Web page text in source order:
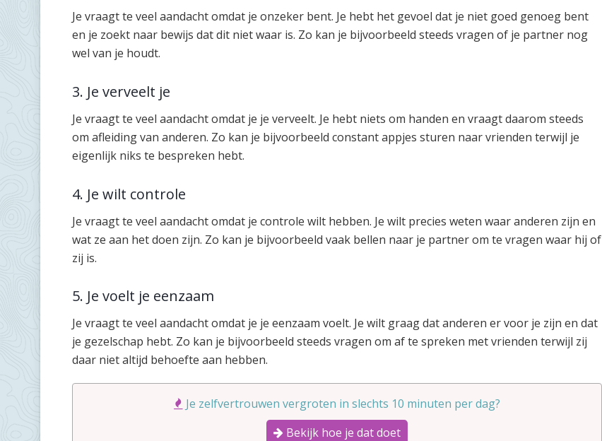
Je vraagt te veel aandacht omdat je onzeker bent. Je hebt het gevoel dat je niet goed genoeg bent
en je zoekt naar bewijs dat dit niet waar is. Zo kan je bijvoorbeeld steeds vragen of je partner nog
wel van je houdt.
3. Je verveelt je
Je vraagt te veel aandacht omdat je je verveelt. Je hebt niets om handen en vraagt daarom steeds
om afleiding van anderen. Zo kan je bijvoorbeeld constant appjes sturen naar vrienden terwijl je
eigenlijk niks te bespreken hebt.
4. Je wilt controle
Je vraagt te veel aandacht omdat je controle wilt hebben. Je wilt precies weten waar anderen zijn en
wat ze aan het doen zijn. Zo kan je bijvoorbeeld vaak bellen naar je partner om te vragen waar hij of
zij is.
5. Je voelt je eenzaam
Je vraagt te veel aandacht omdat je je eenzaam voelt. Je wilt graag dat anderen er voor je zijn en dat
je gezelschap hebt. Zo kan je bijvoorbeeld steeds vragen om af te spreken met vrienden terwijl zij
daar niet altijd behoefte aan hebben.
Je zelfvertrouwen vergroten in slechts 10 minuten per dag?
Bekijk hoe je dat doet